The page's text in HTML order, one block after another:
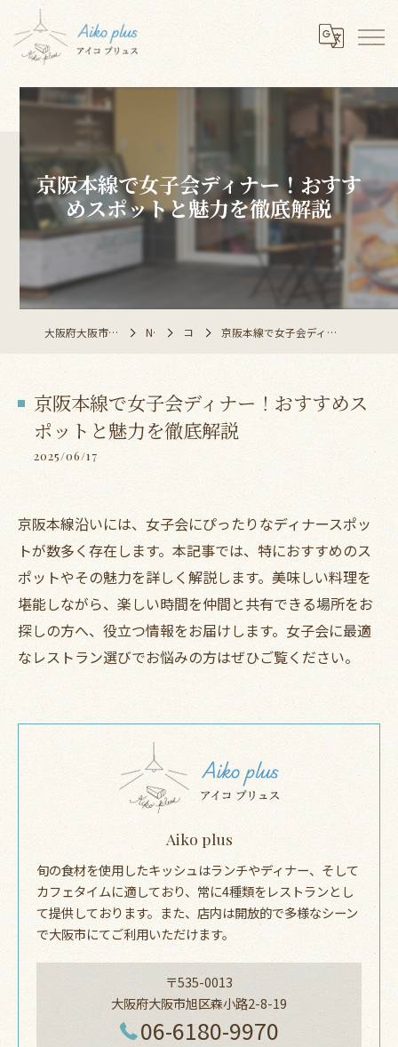
京阪本線で女子会ディナー！おすす
めスポットと魅力を徹底解説
大阪府大阪市のレストランならAiko plus NEWS コラム 京阪本線で女子会ディナー！おすすめスポットと魅力を徹底解説
京阪本線で女子会ディナー！おすすめス
ポットと魅力を徹底解説
2025/06/17
京阪本線沿いには、女子会にぴったりなディナースポッ
トが数多く存在します。本記事では、特におすすめのス
ポットやその魅力を詳しく解説します。美味しい料理を
堪能しながら、楽しい時間を仲間と共有できる場所をお
探しの方へ、役立つ情報をお届けします。女子会に最適
なレストラン選びでお悩みの方はぜひご覧ください。
Aiko plus
旬の食材を使用したキッシュはランチやディナー、そして
カフェタイムに適しており、常に4種類をレストランとし
て提供しております。また、店内は開放的で多様なシーン
で大阪市にてご利用いただけます。
〒535-0013
大阪府大阪市旭区森小路2-8-19
06-6180-9970